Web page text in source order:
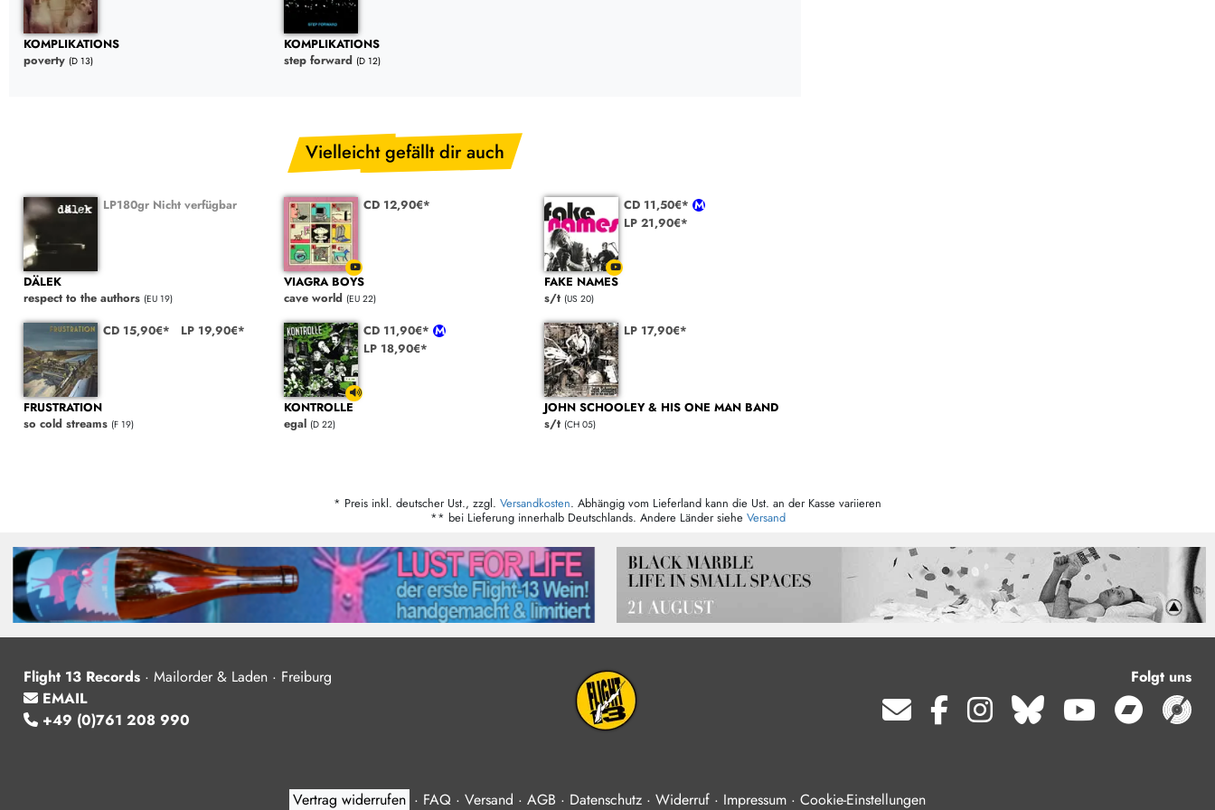
KOMPLIKATIONS
poverty (D 13)
KOMPLIKATIONS
step forward (D 12)
Vielleicht gefällt dir auch
LP180gr Nicht verfügbar
DÄLEK
respect to the authors (EU 19)
CD 12,90€*
VIAGRA BOYS
cave world (EU 22)
CD 11,50€*
LP 21,90€*
FAKE NAMES
s/t (US 20)
CD 15,90€* LP 19,90€*
FRUSTRATION
so cold streams (F 19)
CD 11,90€*
LP 18,90€*
KONTROLLE
egal (D 22)
LP 17,90€*
JOHN SCHOOLEY & HIS ONE MAN BAND
s/t (CH 05)
* Preis inkl. deutscher Ust., zzgl. Versandkosten. Abhängig vom Lieferland kann die Ust. an der Kasse variieren
** bei Lieferung innerhalb Deutschlands. Andere Länder siehe Versand
Flight 13 Records · Mailorder & Laden · Freiburg
EMAIL
+49 (0)761 208 990
Folgt uns
Vertrag widerrufen · FAQ · Versand · AGB · Datenschutz · Widerruf · Impressum · Cookie-Einstellungen